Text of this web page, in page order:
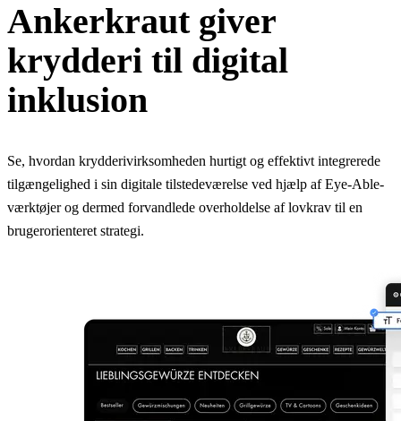
Ankerkraut giver
krydderi til digital
inklusion
Se, hvordan krydderivirksomheden hurtigt og effektivt integrerede
tilgængelighed i sin digitale tilstedeværelse ved hjælp af Eye-Able-
værktøjer og dermed forvandlede overholdelse af lovkrav til en
brugerorienteret strategi.